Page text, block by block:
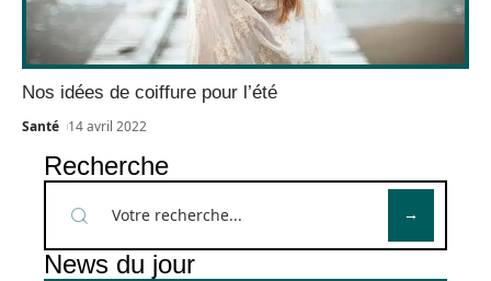
Nos idées de coiffure pour l’été
Santé 14 avril 2022
Recherche
News du jour